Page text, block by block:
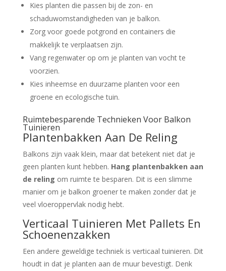
Kies planten die passen bij de zon- en
schaduwomstandigheden van je balkon.
Zorg voor goede potgrond en containers die
makkelijk te verplaatsen zijn.
Vang regenwater op om je planten van vocht te
voorzien.
Kies inheemse en duurzame planten voor een
groene en ecologische tuin.
Ruimtebesparende Technieken Voor Balkon
Tuinieren
Plantenbakken Aan De Reling
Balkons zijn vaak klein, maar dat betekent niet dat je
geen planten kunt hebben. Hang plantenbakken aan
de reling om ruimte te besparen. Dit is een slimme
manier om je balkon groener te maken zonder dat je
veel vloeroppervlak nodig hebt.
Verticaal Tuinieren Met Pallets En
Schoenenzakken
Een andere geweldige techniek is verticaal tuinieren. Dit
houdt in dat je planten aan de muur bevestigt. Denk